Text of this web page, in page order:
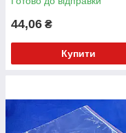
44,06 ₴
Купити